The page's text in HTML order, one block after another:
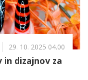
29. 10. 2025 04.00
in dizajnov za